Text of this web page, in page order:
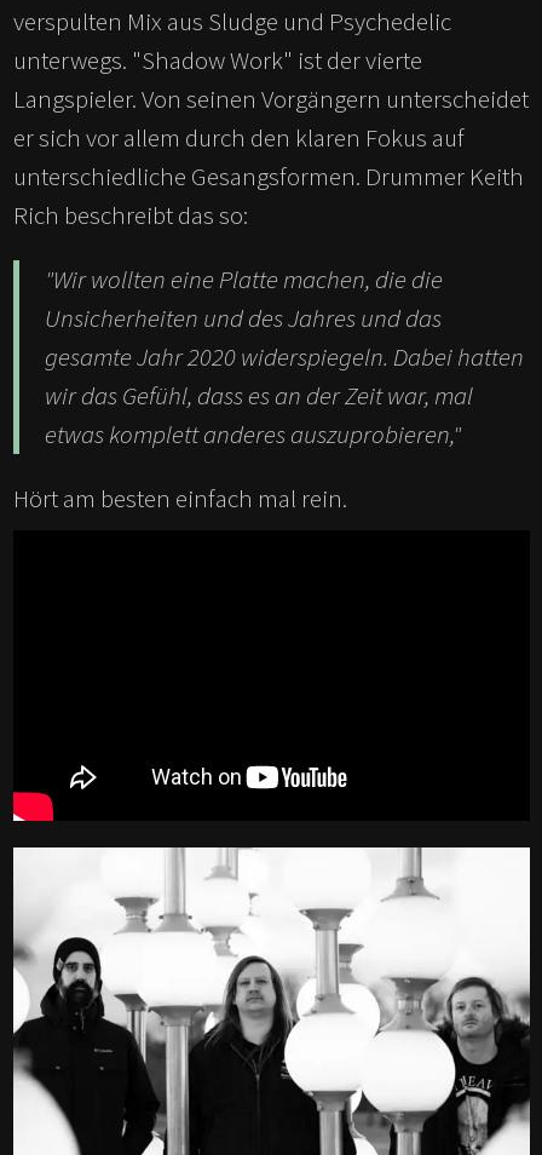
verspulten Mix aus Sludge und Psychedelic
unterwegs. "Shadow Work" ist der vierte
Langspieler. Von seinen Vorgängern unterscheidet
er sich vor allem durch den klaren Fokus auf
unterschiedliche Gesangsformen. Drummer Keith
Rich beschreibt das so:
"Wir wollten eine Platte machen, die die
Unsicherheiten und des Jahres und das
gesamte Jahr 2020 widerspiegeln. Dabei hatten
wir das Gefühl, dass es an der Zeit war, mal
etwas komplett anderes auszuprobieren,"
Hört am besten einfach mal rein.